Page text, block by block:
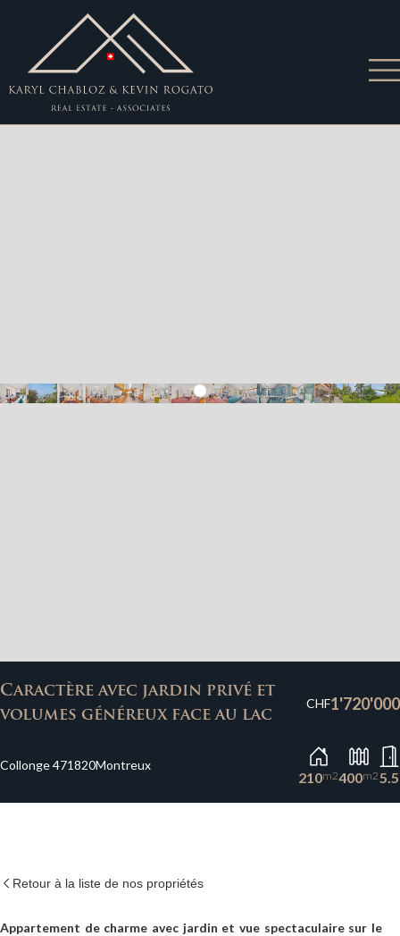
Caractère avec jardin privé et
volumes généreux face au lac
CHF1'720'000
Collonge 471820Montreux
210m2400m25.5
Retour à la liste de nos propriétés
Appartement de charme avec jardin et vue spectaculaire sur le